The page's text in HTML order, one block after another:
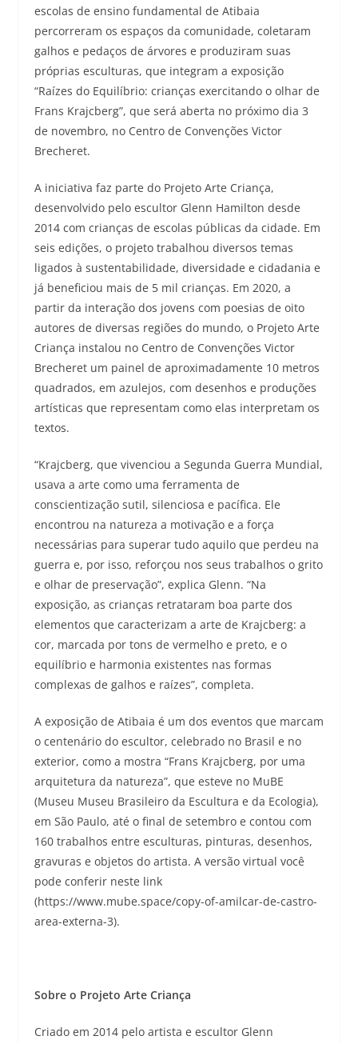
escolas de ensino fundamental de Atibaia
percorreram os espaços da comunidade, coletaram
galhos e pedaços de árvores e produziram suas
próprias esculturas, que integram a exposição
“Raízes do Equilíbrio: crianças exercitando o olhar de
Frans Krajcberg”, que será aberta no próximo dia 3
de novembro, no Centro de Convenções Victor
Brecheret.
A iniciativa faz parte do Projeto Arte Criança,
desenvolvido pelo escultor Glenn Hamilton desde
2014 com crianças de escolas públicas da cidade. Em
seis edições, o projeto trabalhou diversos temas
ligados à sustentabilidade, diversidade e cidadania e
já beneficiou mais de 5 mil crianças. Em 2020, a
partir da interação dos jovens com poesias de oito
autores de diversas regiões do mundo, o Projeto Arte
Criança instalou no Centro de Convenções Victor
Brecheret um painel de aproximadamente 10 metros
quadrados, em azulejos, com desenhos e produções
artísticas que representam como elas interpretam os
textos.
“Krajcberg, que vivenciou a Segunda Guerra Mundial,
usava a arte como uma ferramenta de
conscientização sutil, silenciosa e pacífica. Ele
encontrou na natureza a motivação e a força
necessárias para superar tudo aquilo que perdeu na
guerra e, por isso, reforçou nos seus trabalhos o grito
e olhar de preservação”, explica Glenn. “Na
exposição, as crianças retrataram boa parte dos
elementos que caracterizam a arte de Krajcberg: a
cor, marcada por tons de vermelho e preto, e o
equilíbrio e harmonia existentes nas formas
complexas de galhos e raízes”, completa.
A exposição de Atibaia é um dos eventos que marcam
o centenário do escultor, celebrado no Brasil e no
exterior, como a mostra “Frans Krajcberg, por uma
arquitetura da natureza”, que esteve no MuBE
(Museu Museu Brasileiro da Escultura e da Ecologia),
em São Paulo, até o final de setembro e contou com
160 trabalhos entre esculturas, pinturas, desenhos,
gravuras e objetos do artista. A versão virtual você
pode conferir neste link
(https://www.mube.space/copy-of-amilcar-de-castro-
area-externa-3).
Sobre o Projeto Arte Criança
Criado em 2014 pelo artista e escultor Glenn